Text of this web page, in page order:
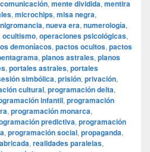
, mente dividida, mentira
, microchips, misa negra,
nigromancia, nueva era, numerología,
ocultismo, operaciones psicológicas,
demoníacos, pactos ocultos, pactos
, planos astrales, planos
, portales astrales, portales
simbólica, prisión, privación,
cultural, programación delta,
infantil, programación
, programación monarca,
predictiva, programación
, programación social, propaganda,
, realidades paralelas,